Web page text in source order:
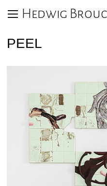
Hedwig
PEEL